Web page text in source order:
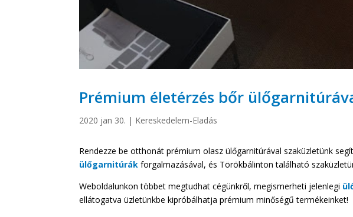
Prémium életérzés bőr
2020 jan 30. | Kereskedelem-Eladás
Rendezze be otthonát prémium olasz ülőgarnitúrával szaküzletünk
ülőgarnitúrák forgalmazásával, és Törökbálinton található
Weboldalunkon többet megtudhat cégünkről, megismerheti jelenlegi
ellátogatva üzletünkbe kipróbálhatja prémium minőségű termékeinket!